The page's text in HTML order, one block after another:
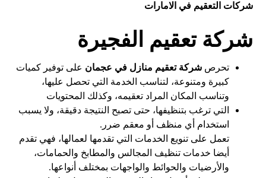
شركات التعقيم في الامارات
شركة تعقيم الفجيرة
تحرصشركة تعقيم منازل في عجمان على توفير كميات
كبيرة ومتنوعة، لتناسب الخدمة التي تحصل عليها،
وتناسب المكان المراد تعقيمه، وكذلك المحتويات
التي ترغب بتنظيفها، حتى تصبح النتيجة دقيقة، ولا يسبب
استخدام أي منظف أو معقم ضرر.
تعمل على تنويع الخدمات التي تقدمها لعمالها، فهي تقدم
أيضا خدمات تنظيف المجالس والمطابخ والحمامات،
والأرضيات والحوائط والواجهات بمختلف أنواعها.